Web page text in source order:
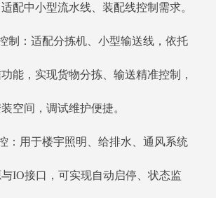
配中小型流水线、装配线控制需求。
制：适配分拣机、小型输送线，依托
能，实现货物分拣、输送精准控制，
空间，调试维护便捷。
：用于楼宇照明、给排水、通风系统
IO接口，可实现自动启停、状态监